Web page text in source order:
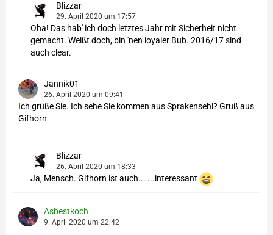
Blizzar
29. April 2020 um 17:57
Oha! Das hab' ich doch letztes Jahr mit Sicherheit nicht
gemacht. Weißt doch, bin 'nen loyaler Bub. 2016/17 sind
auch clear.
Jannik01
26. April 2020 um 09:41
Ich grüße Sie. Ich sehe Sie kommen aus Sprakensehl? Gruß aus
Gifhorn
Blizzar
26. April 2020 um 18:33
Ja, Mensch. Gifhorn ist auch... ...interessant
Asbestkoch
9. April 2020 um 22:42